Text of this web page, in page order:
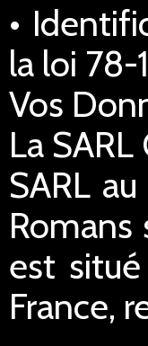
•
la loi 78-
Vos
La SARL
SARL
est
France,